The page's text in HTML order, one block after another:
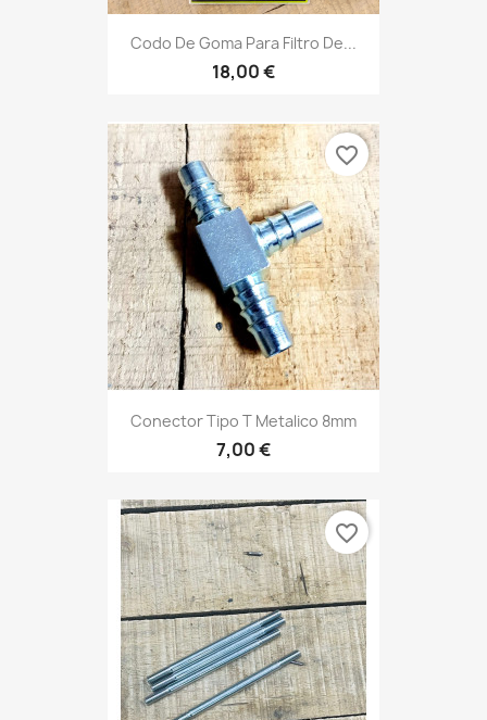
Codo De Goma Para Filtro De...
18,00 €
Conector Tipo T Metalico 8mm
7,00 €
favorite_border
favorite_border